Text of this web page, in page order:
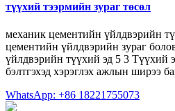
түүхий тээрмийн зураг төсөл
механик цементийн үйлдвэрийн
цементийн үйлдвэрийн зураг
үйлдвэрийн түүхий эд 5 3 Түүхий
бэлтгэхэд хэрэглэх ажлын ширээ
WhatsApp: +86 18221755073